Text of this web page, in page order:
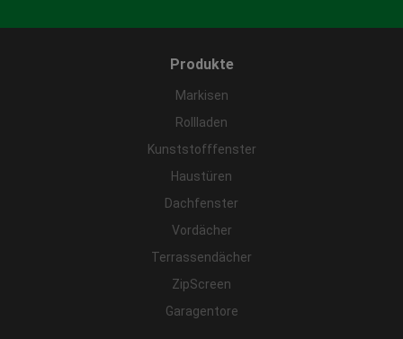
Produkte
Markisen
Rollladen
Kunststofffenster
Haustüren
Dachfenster
Vordächer
Terrassendächer
ZipScreen
Garagentore